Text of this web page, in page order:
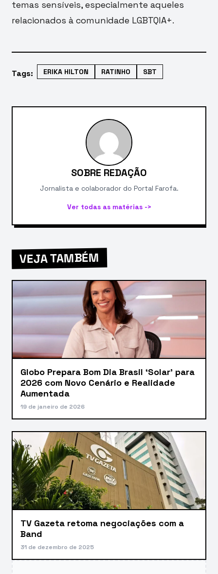
temas sensíveis, especialmente aqueles
relacionados à comunidade LGBTQIA+.
Tags: ERIKA HILTON RATINHO SBT
SOBRE REDAÇÃO
Jornalista e colaborador do Portal Farofa.
Ver todas as matérias ->
VEJA TAMBÉM
Globo Prepara Bom Dia Brasil ‘Solar’ para
2026 com Novo Cenário e Realidade
Aumentada
19 de janeiro de 2026
TV Gazeta retoma negociações com a
Band
31 de dezembro de 2025